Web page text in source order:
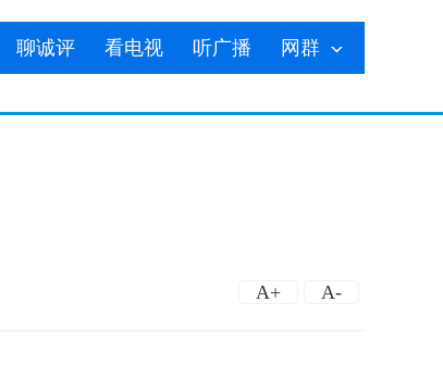
聊诚评 看电视 听广播 网群
A+ A-